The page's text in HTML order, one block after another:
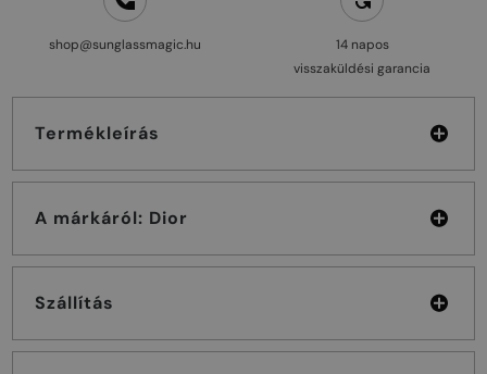
shop@sunglassmagic.hu
14 napos
visszaküldési garancia
Termékleírás
A márkáról: Dior
Szállítás